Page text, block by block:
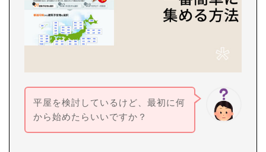
平屋を検討しているけど、最初に何
から始めたらいいですか？